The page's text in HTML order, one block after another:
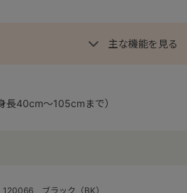
120066 ブラック（BK）
主な機能を見る
長40cm～105cmまで）